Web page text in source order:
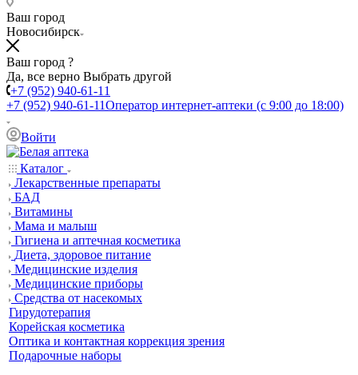
Ваш город
Новосибирск
Ваш город ?
Да, все верно Выбрать другой
+7 (952) 940-61-11
+7 (952) 940-61-11Оператор интернет-аптеки (с 9:00 до 18:00)
Войти
Каталог
Лекарственные препараты
БАД
Витамины
Мама и малыш
Гигиена и аптечная косметика
Диета, здоровое питание
Медицинские изделия
Медицинские приборы
Средства от насекомых
Гирудотерапия
Корейская косметика
Оптика и контактная коррекция зрения
Подарочные наборы